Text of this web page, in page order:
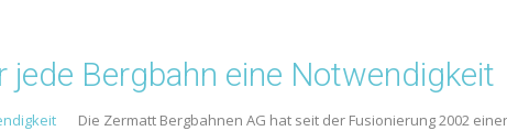
Bergbahn eine Notwendigkeit
Die Zermatt Bergbahnen AG hat seit der Fusionierung 2002